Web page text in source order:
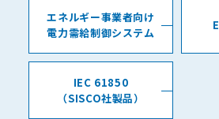
エネルギー事業者向け
電力需給制御システム
IEC 61850
（SISCO社製品）